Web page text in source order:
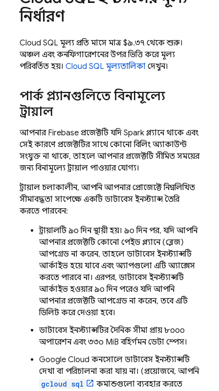
নির্ধারণ
Cloud SQL মূল্য প্রতি মাসে মাত্র $৯.৩৭ থেকে শুরু।
অঞ্চল এবং কনফিগারেশনের উপর ভিত্তি করে মূল্য
পরিবর্তিত হয়। Cloud SQL মূল্যতালিকা দেখুন।
স্পার্ক প্ল্যানগুলিতে বিনামূল্যে
ট্রায়াল
আপনার Firebase প্রজেক্টটি যদি Spark প্ল্যানে থাকে এবং
সেই কারণে প্রজেক্টটির সাথে কোনো বিলিং অ্যাকাউন্ট
সংযুক্ত না থাকে, তাহলে আপনার প্রজেক্টটি সীমিত সময়ের
জন্য বিনামূল্যে ট্রায়াল পাওয়ার যোগ্য।
ট্রায়াল চলাকালীন, আপনি আপনার প্রোজেক্টে নিম্নলিখিত
সীমাবদ্ধতা সাপেক্ষে একটি ডাটাবেস ইনস্ট্যান্স তৈরি
করতে পারবেন:
ট্রায়ালটি ৯০ দিন স্থায়ী হয়। ৯০ দিন পর, যদি আপনি
আপনার প্রজেক্টটি কোনো পেইড প্ল্যানে (ব্লেজ)
আপগ্রেড না করেন, তাহলে ডাটাবেস ইনস্ট্যান্সটি
আর্কাইভ হয়ে যাবে এবং অ্যাপগুলো এটি অ্যাক্সেস
করতে পারবে না। এরপর, ডাটাবেস ইনস্ট্যান্সটি
আর্কাইভ হওয়ার ৯০ দিন পরেও যদি আপনি
আপনার প্রজেক্টটি আপগ্রেড না করেন, তবে এটি
ডিলিট করে দেওয়া হবে।
ডাটাবেস ইনস্ট্যান্সটির দৈনিক সীমা প্রায় ৮০০০
অপারেশন এবং ৩৩০ MiB বহির্গমন ডেটা স্পেস।
Google Cloud কনসোলে ডাটাবেস ইনস্ট্যান্সটি
দেখা বা পরিচালনা করা যায় না। (প্রয়োজনে, আপনি
gcloud sql কমান্ডগুলো ব্যবহার করতে